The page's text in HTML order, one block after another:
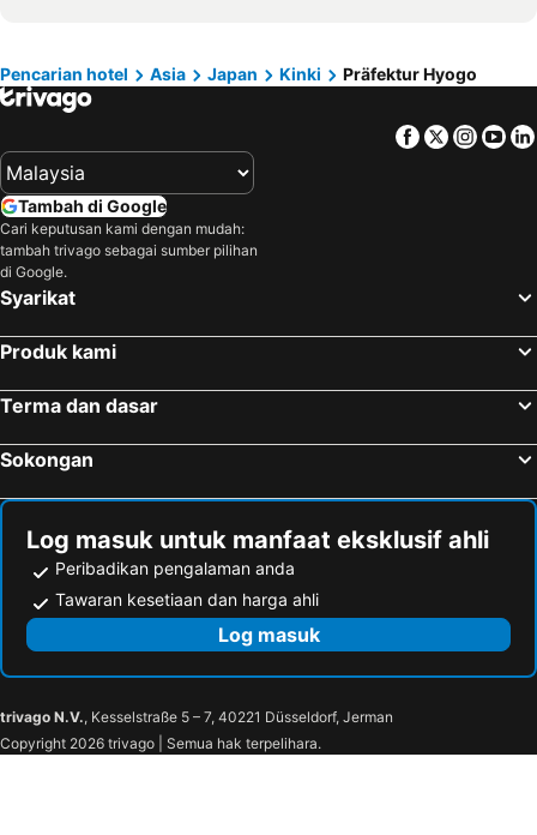
Hotel di Sabah
Hotel di Al Madinah Region
Pencarian hotel Asia Japan Kinki Präfektur Hyogo
Facebook
Twitter
Tambah di Google
Cari keputusan kami dengan mudah:
tambah trivago sebagai sumber pilihan
di Google.
Syarikat
Produk kami
Terma dan dasar
Sokongan
Log masuk untuk manfaat eksklusif ahli
Peribadikan pengalaman anda
Tawaran kesetiaan dan harga ahli
Log masuk
trivago N.V., Kesselstraße 5 – 7, 40221 Düsseldorf, Jerman
Copyright 2026 trivago | Semua hak terpelihara.